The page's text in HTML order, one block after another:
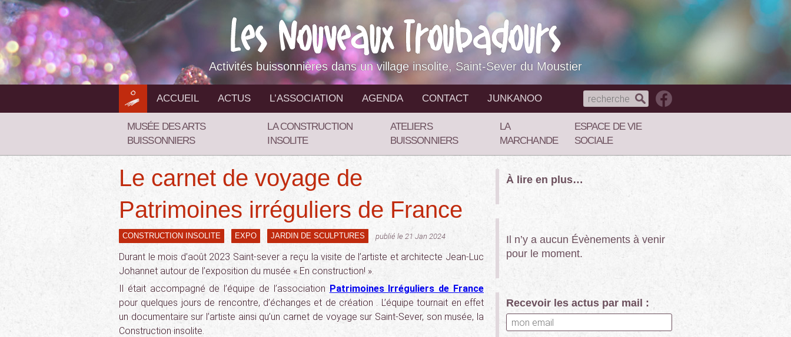
Aller
au
contenu
Activités buissonnières dans un village insolite, Saint-Sever du Moustier
ACCUEIL ACTUS L’ASSOCIATION AGENDA CONTACT JUNKANOO
MUSÉE DES ARTS
BUISSONNIERS
LA CONSTRUCTION
INSOLITE
ATELIERS
BUISSONNIERS
LA
MARCHANDE
ESPACE DE VIE
SOCIALE
Le carnet de voyage de
Patrimoines irréguliers de France
CONSTRUCTION INSOLITE EXPO JARDIN DE SCULPTURES publié le 21 Jan 2024
Durant le mois d’août 2023 Saint-sever a reçu la visite de l’artiste et architecte Jean-Luc
Johannet autour de l’exposition du musée « En construction! ».
Il était accompagné de l’équipe de l’association Patrimoines Irréguliers de France
pour quelques jours de rencontre, d’échanges et de création . L’équipe tournait en effet
un documentaire sur l’artiste ainsi qu’un carnet de voyage sur Saint-Sever, son musée, la
Construction insolite.
À lire en plus…
Il n’y a aucun Évènements à venir
pour le moment.
Recevoir les actus par mail :